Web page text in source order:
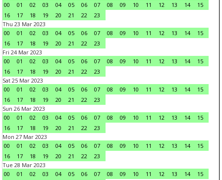
00
01 02 03 04 05 06 07 08 09 10 11 12 13 14
15
16
17 18 19 20 21 22
23
Thu 23 Mar 2023
00
01 02 03 04 05 06 07 08 09 10 11 12 13 14
15
16
17 18 19 20 21 22
23
Fri 24 Mar 2023
00
01 02 03 04 05 06 07 08 09 10 11 12 13 14
15
16
17 18 19 20 21 22
23
Sat 25 Mar 2023
00
01 02 03 04 05 06 07 08 09 10 11 12 13 14
15
16
17 18 19 20 21 22
23
Sun 26 Mar 2023
00
01 02 03 04 05 06 07 08 09 10 11 12 13 14
15
16
17 18 19 20 21 22
23
Mon 27 Mar 2023
00
01 02 03 04 05 06 07 08 09 10 11 12 13 14
15
16
17 18 19 20 21 22
23
Tue 28 Mar 2023
00
01 02 03 04 05 06 07 08 09 10 11 12 13 14
15